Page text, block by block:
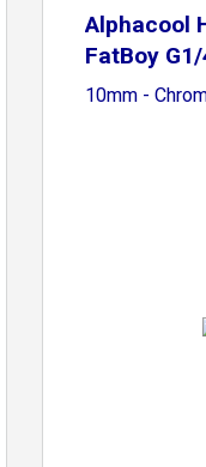
Alphacool
FatBoy
10mm -